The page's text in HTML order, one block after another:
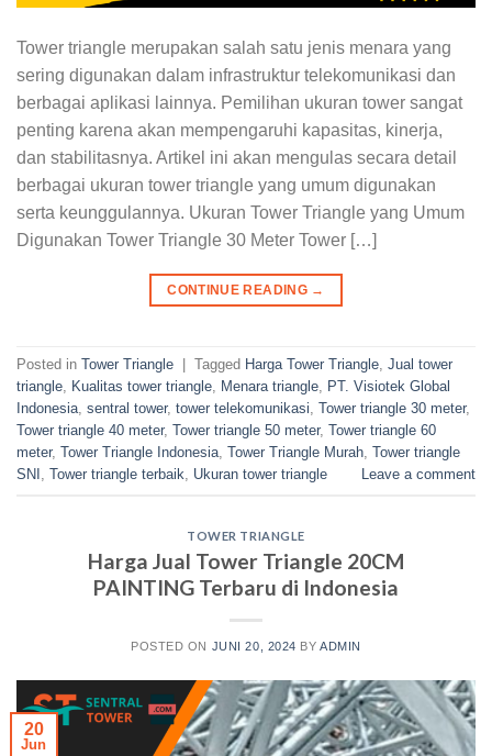
Tower triangle merupakan salah satu jenis menara yang
sering digunakan dalam infrastruktur telekomunikasi dan
berbagai aplikasi lainnya. Pemilihan ukuran tower sangat
penting karena akan mempengaruhi kapasitas, kinerja,
dan stabilitasnya. Artikel ini akan mengulas secara detail
berbagai ukuran tower triangle yang umum digunakan
serta keunggulannya. Ukuran Tower Triangle yang Umum
Digunakan Tower Triangle 30 Meter Tower […]
CONTINUE READING →
Posted in Tower Triangle Tagged Harga Tower Triangle, Jual tower
triangle, Kualitas tower triangle, Menara triangle, PT. Visiotek Global
Indonesia, sentral tower, tower telekomunikasi, Tower triangle 30 meter,
Tower triangle 40 meter, Tower triangle 50 meter, Tower triangle 60
meter, Tower Triangle Indonesia, Tower Triangle Murah, Tower triangle
SNI , Tower triangle terbaik, Ukuran tower triangle Leave a comment
TOWER TRIANGLE
Harga Jual Tower Triangle 20CM
PAINTING Terbaru di Indonesia
POSTED ON JUNI 20, 2024 BYADMIN
20
Jun